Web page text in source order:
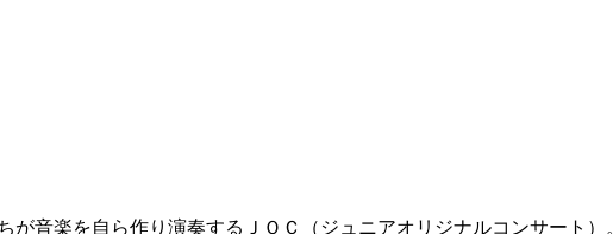
が音楽を自ら作り演奏するＪＯＣ（ジュニアオリジナルコンサート）。